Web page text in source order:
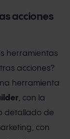
acciones
herramientas
acciones?
herramienta
, con la
detallado de
con